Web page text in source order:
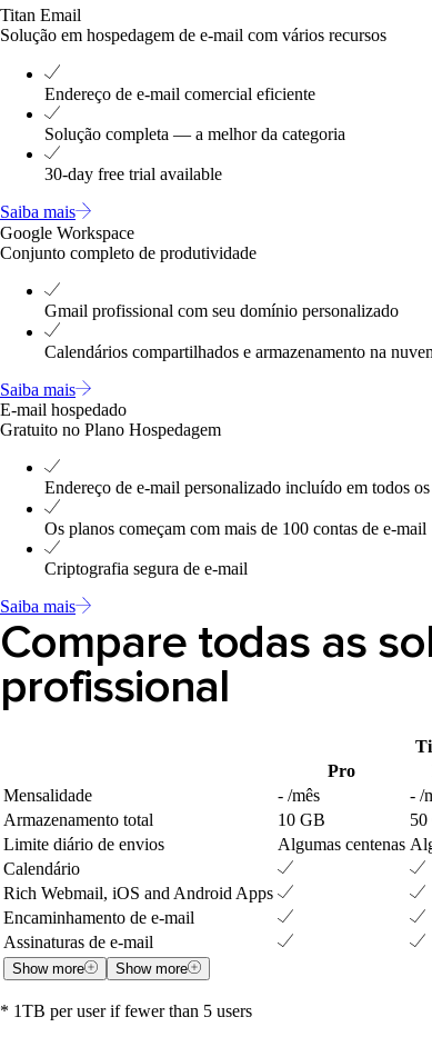
Titan Email
Solução em hospedagem de e-mail com vários recursos
Endereço de e-mail comercial eficiente
Solução completa — a melhor da categoria
30-day free trial available
Saiba mais
Google Workspace
Conjunto completo de produtividade
Gmail profissional com seu domínio personalizado
Calendários compartilhados e armazenamento na
Saiba mais
E-mail hospedado
Gratuito no Plano Hospedagem
Endereço de e-mail personalizado incluído em todos
Os planos começam com mais de 100 contas de e-mail
Criptografia segura de e-mail
Saiba mais
Compare todas as
profissional
Pro
Mensalidade
- /mês - /
Armazenamento total
10 GB 50
Limite diário de envios
Algumas centenas
Calendário
Rich Webmail, iOS and Android Apps
Encaminhamento de e-mail
Assinaturas de e-mail
Show more Show more
* 1TB per user if fewer than 5 users